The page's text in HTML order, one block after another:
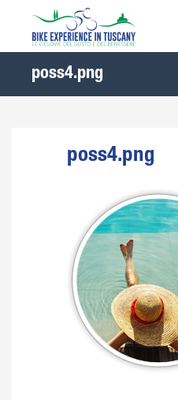
poss4.png
poss4.png